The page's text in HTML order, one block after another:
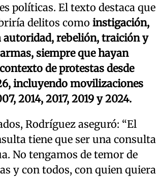
políticas. El texto destaca que
delitos como instigación,
autoridad, rebelión, traición y
siempre que hayan
de protestas desde
incluyendo movilizaciones
2014, 2017, 2019 y 2024.
Rodríguez aseguró: “El
tiene que ser una consulta
No tengamos de temor de
y con todos, con quien quiera